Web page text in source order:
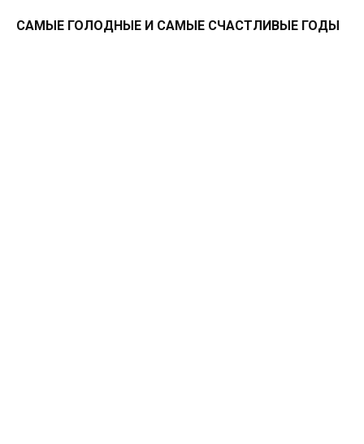
САМЫЕ ГОЛОДНЫЕ И САМЫЕ СЧАСТЛИВЫЕ ГОДЫ